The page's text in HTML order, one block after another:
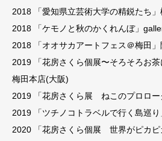
2018 「愛知県立芸術大学の精鋭たち
2018 「ケモノと秋のかくれんぼ」
2018 「オオサカアートフェス＠梅田
​2019 「花房さくら個展〜そろそろお
梅田本店(大阪)
2019 「花房さくら展 ねこのプロロー
2019 「ツチノコトラベルで行く島巡
2020 「花房さくら個展 世界がピカピ